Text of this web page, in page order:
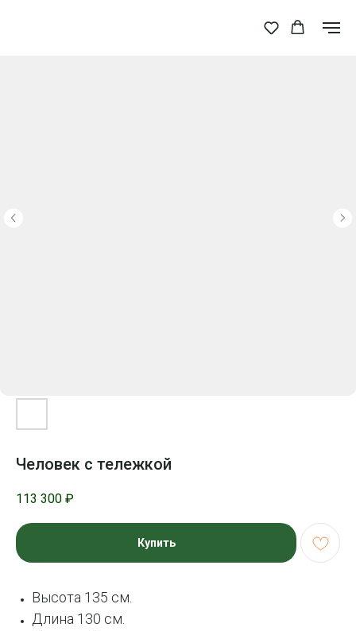
Человек с тележкой
113 300 ₽
Купить
Высота 135 см.
Длина 130 см.